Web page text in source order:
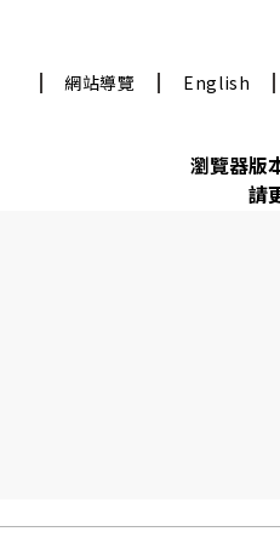
網站導覽 English
瀏覽器版
請